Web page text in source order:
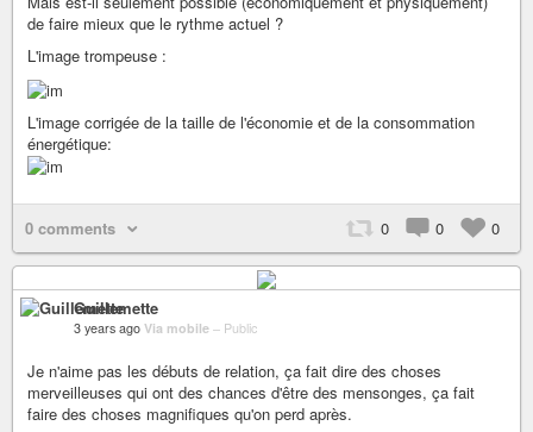
de faire mieux que le rythme actuel ?
L'image trompeuse :
L'image corrigée de la taille de l'économie et de la consommation
énergétique:
0 comments 0 0 0
Guillemette
3 years ago Via mobile – Public
Je n'aime pas les débuts de relation, ça fait dire des choses
merveilleuses qui ont des chances d'être des mensonges, ça fait
faire des choses magnifiques qu'on perd après.